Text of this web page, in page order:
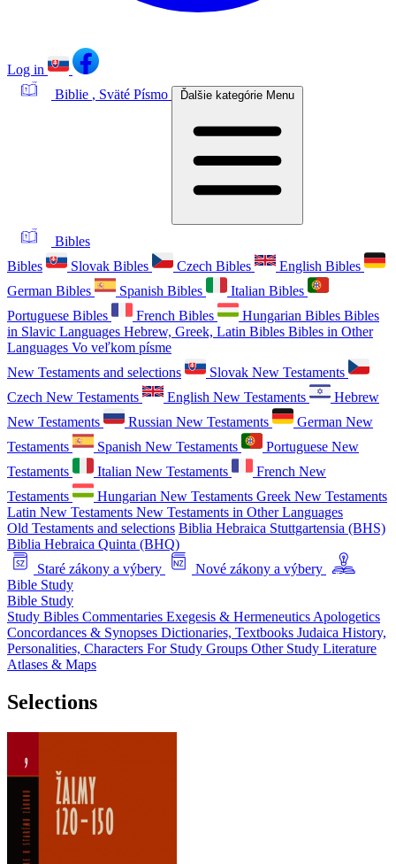
Log in
Biblie , Sväté Písmo Ďalšie kategórie Menu
Bibles
Bibles
Slovak Bibles Czech Bibles
English Bibles
German Bibles
Spanish Bibles
Italian Bibles
Portuguese Bibles
French Bibles Hungarian Bibles Bibles
in Slavic Languages Hebrew, Greek, Latin Bibles Bibles in Other
Languages Vo veľkom písme
New Testaments and selections
Slovak New Testaments
Czech New Testaments
English New Testaments
Hebrew
New Testaments
Russian New Testaments
German New
Testaments
Spanish New Testaments
Portuguese New
Testaments
Italian New Testaments
French New
Testaments
Hungarian New Testaments Greek New Testaments
Latin New Testaments New Testaments in Other Languages
Old Testaments and selections Biblia Hebraica Stuttgartensia (BHS)
Biblia Hebraica Quinta (BHQ)
Staré zákony a výbery
Nové zákony a výbery
Bible Study
Bible Study
Study Bibles Commentaries Exegesis & Hermeneutics Apologetics
Concordances & Synopses Dictionaries, Textbooks Judaica History,
Personalities, Characters For Study Groups Other Study Literature
Atlases & Maps
Selections